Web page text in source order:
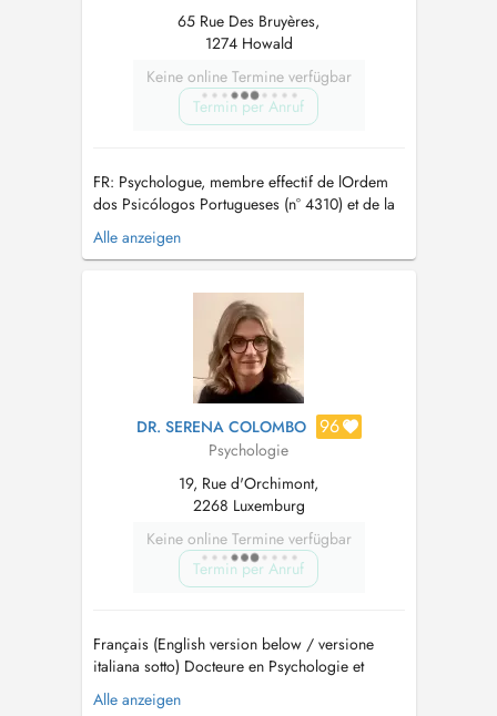
65 Rue Des Bruyères,
1274 Howald
Keine online Termine verfügbar
Termin per Anruf
FR: Psychologue, membre effectif de lOrdem
dos Psicólogos Portugueses (n° 4310) et de la
Société Luxembourgeoise de Psychologie.
J'interviens dans les domaines clinique, de la
projets communautaires, en milieu scolaire et
en formation. Formée en thérapie...
Alle anzeigen
DR. SERENA COLOMBO 96
Psychologie
19, Rue d'Orchimont,
2268 Luxemburg
Keine online Termine verfügbar
Termin per Anruf
Français (English version below / versione
italiana sotto) Docteure en Psychologie et
Sciences Cognitives, je propose une prise en
charge psychologique fondée sur l'Approche
Alle anzeigen